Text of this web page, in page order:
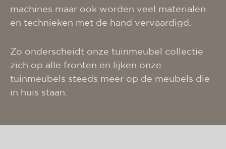
machines maar ook worden veel materialen
en technieken met de hand vervaardigd.
Zo onderscheidt onze tuinmeubel collectie
zich op alle fronten en lijken onze
tuinmeubels steeds meer op de meubels die
in huis staan.